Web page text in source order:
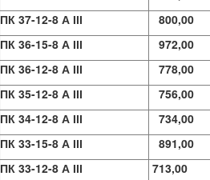
ПК 37-12-8 А ІІІ
800,00
ПК 36-15-8 А ІІІ
972,00
ПК 36-12-8 А ІІІ
778,00
ПК 35-12-8 А ІІІ
756,00
ПК 34-12-8 А ІІІ
734,00
ПК 33-15-8 А ІІІ
891,00
ПК 33-12-8 А ІІІ
713,00